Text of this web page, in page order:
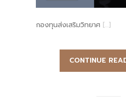
กองทุนส่งเสริมวิทยาศ […]
CONTINUE